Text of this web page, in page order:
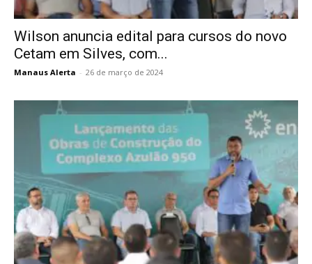
Wilson anuncia edital para cursos do novo
Cetam em Silves, com...
Manaus Alerta - 26 de março de 2024